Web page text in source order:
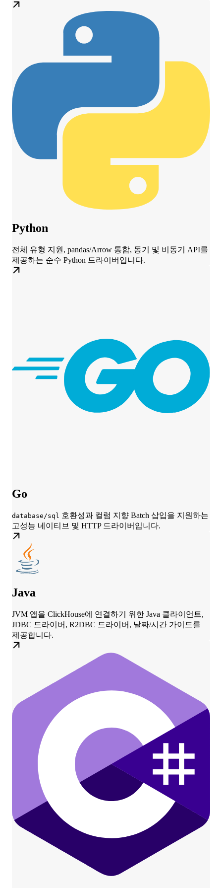
Python
전체 유형 지원, pandas/Arrow 통합, 동기 및 비동기 API를
제공하는 순수 Python 드라이버입니다.
Go
database/sql 호환성과 컬럼 지향 Batch 삽입을 지원하는
고성능 네이티브 및 HTTP 드라이버입니다.
Java
JVM 앱을 ClickHouse에 연결하기 위한 Java 클라이언트,
JDBC 드라이버, R2DBC 드라이버, 날짜/시간 가이드를
제공합니다.